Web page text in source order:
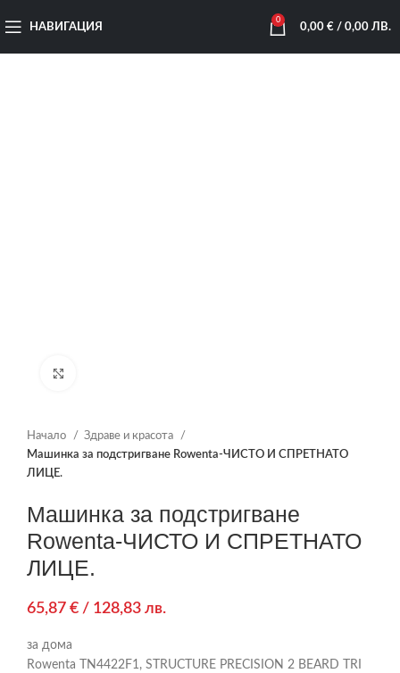
НАВИГАЦИЯ
0
0,00 € / 0,00 ЛВ.
Начало
Здраве и красота
Машинка за подстригване Rowenta-ЧИСТО И СПРЕТНАТО
ЛИЦЕ.
Машинка за подстригване
Rowenta-ЧИСТО И СПРЕТНАТО
ЛИЦЕ.
65,87 € / 128,83 лв.
за дома
Rowenta TN4422F1, STRUCTURE PRECISION 2 BEARD TRI